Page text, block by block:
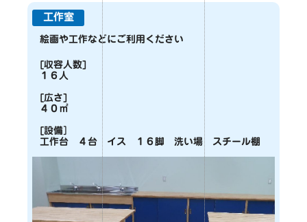
工作室
絵画や工作などにご利用ください
[収容人数]
１６人
[広さ]
４０㎡
[設備］
工作台 ４台 イス １６脚 洗い場 スチール棚